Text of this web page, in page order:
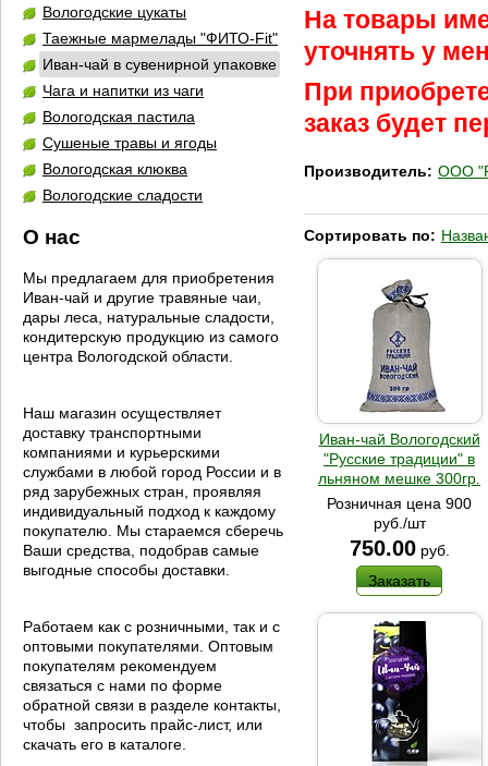
Вологодские цукаты
Таежные мармелады "ФИТО-Fit"
Иван-чай в сувенирной упаковке
Чага и напитки из чаги
Вологодская пастила
Сушеные травы и ягоды
Вологодская клюква
Вологодские сладости
О нас
Мы предлагаем для приобретения
Иван-чай и другие травяные чаи,
дары леса, натуральные сладости,
кондитерскую продукцию из самого
центра Вологодской области.
Наш магазин осуществляет
доставку транспортными
компаниями и курьерскими
службами в любой город России и в
ряд зарубежных стран, проявляя
индивидуальный подход к каждому
покупателю. Мы стараемся сберечь
Ваши средства, подобрав самые
выгодные способы доставки.
Работаем как с розничными, так и с
оптовыми покупателями. Оптовым
покупателям рекомендуем
связаться с нами по форме
обратной связи в разделе контакты,
чтобы запросить прайс-лист, или
скачать его в каталоге.
На товары
уточнять у
При
заказ будет
Производитель: ООО
Сортировать по:
Иван-чай Вологодский
"Русские традиции" в
льняном мешке 300гр.
Розничная цена 900
руб./шт
750.00 руб.
Заказать